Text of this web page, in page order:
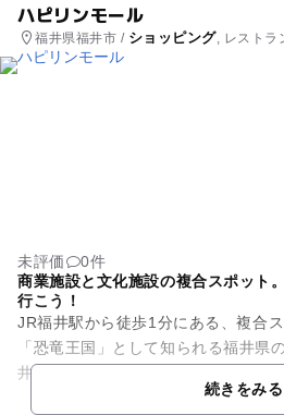
ハピリンモール
福井県福井市 / ショッピング, レストラ
未評価
0件
商業施設と文化施設の複合スポット
行こう！
JR福井駅から徒歩1分にある、複合
「恐竜王国」として知られる福井県
井駅前に位置しており、多彩な飲食
設のほか、多目的ホールや研...続きをみる